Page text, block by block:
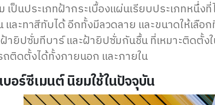
เป็นประเภทฝ้ากระเบื้องแผ่นเรียบประเภทหนึ่ง
และทาสีทับได้อีกทั้งมีลวดลาย และขนาดให้เลือ
ายิปซั่มทีบาร์ และฝ้ายิปซั่มกันชื้น ที่เหมาะติดตั้ง
ถติดตั้งได้ทั้งภายนอก และภายใน
อร์ซีเมนต์ นิยมใช้ในปัจจุบัน